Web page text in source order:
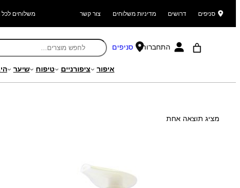
סניפים דרושים מדיניות משלוחים צור קשר משלוחים לכל
התחברות סניפים
איפור ציפורניים טיפוח שיער
מציג תוצאה אחת